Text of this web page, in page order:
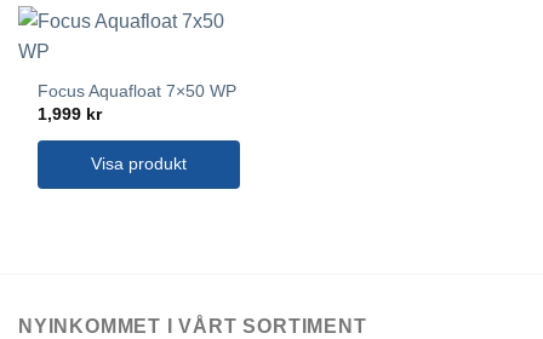
Focus Aquafloat 7×50 WP
1,999 kr
Visa produkt
NYINKOMMET I VÅRT SORTIMENT